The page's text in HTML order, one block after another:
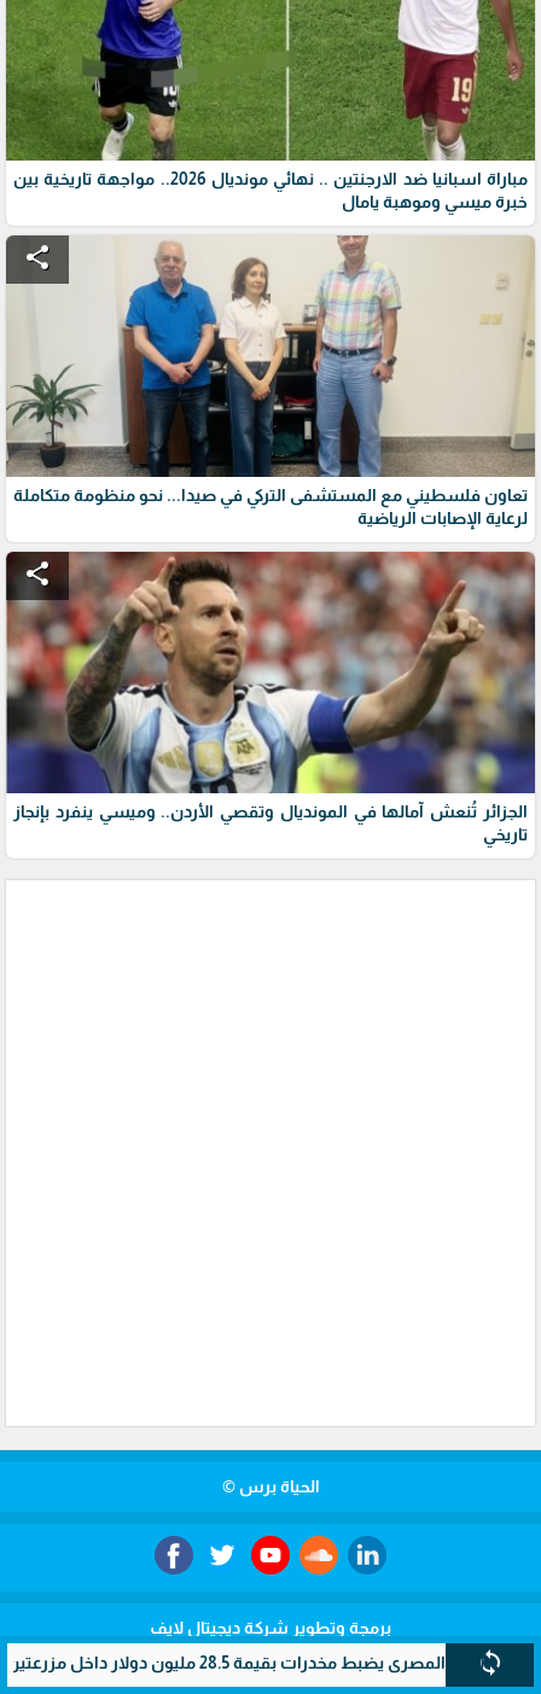
sync
يضبط مخدرات بقيمة 28.5 مليون دولار داخل مزرعتين سريتين بالإسماعيلية
مباراة اسبانيا ضد الارجنتين .. نهائي مونديال 2026.. مواجهة تاريخية بين
خبرة ميسي وموهبة يامال
share
تعاون فلسطيني مع المستشفى التركي في صيدا... نحو منظومة متكاملة
لرعاية الإصابات الرياضية
share
الجزائر تُنعش آمالها في المونديال وتقصي الأردن.. وميسي ينفرد بإنجاز
تاريخي
الحياة برس ©
برمجة وتطوير شركة ديجيتال لايف